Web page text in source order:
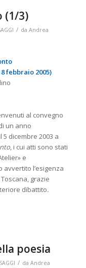
(1/3)
/ da Andrea
febbraio 2005)
al convegno
un anno
5 dicembre 2003 a
, i cui atti sono stati
e
avvertito l’esigenza
grazie
dibattito.
poesia
/ da Andrea